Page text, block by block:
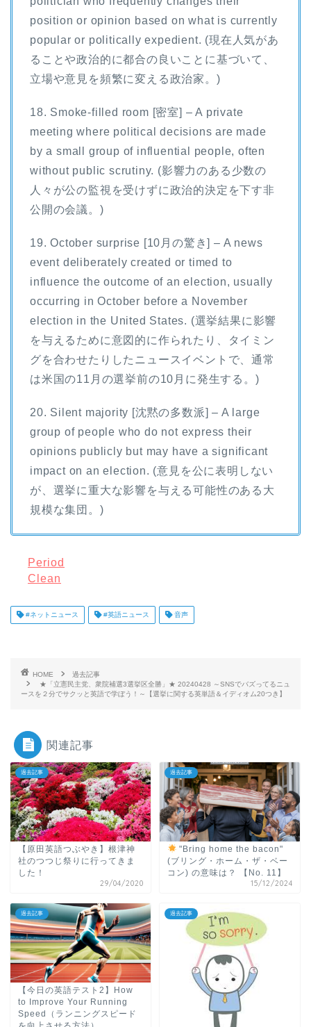
position or opinion based on what is currently
popular or politically expedient. (現在人気があ
ることや政治的に都合の良いことに基づいて、
立場や意見を頻繁に変える政治家。)
18. Smoke-filled room [密室] – A private
meeting where political decisions are made
by a small group of influential people, often
without public scrutiny. (影響力のある少数の
人々が公の監視を受けずに政治的決定を下す非
公開の会議。)
19. October surprise [10月の驚き] – A news
event deliberately created or timed to
influence the outcome of an election, usually
occurring in October before a November
election in the United States. (選挙結果に影響
を与えるために意図的に作られたり、タイミン
グを合わせたりしたニュースイベントで、通常
は米国の11月の選挙前の10月に発生する。)
20. Silent majority [沈黙の多数派] – A large
group of people who do not express their
opinions publicly but may have a significant
impact on an election. (意見を公に表明しない
が、選挙に重大な影響を与える可能性のある大
規模な集団。)
Period
Clean
#ネットニュース #英語ニュース 音声
HOME
過去記事
★「立憲民主党、衆院補選3選挙区全勝」★ 20240428 ～SNSでバズってるニュ
ースを２分でサクッと英語で学ぼう！～【選挙に関する英単語＆イディオム20つき】
関連記事
過去記事
【原田英語つぶやき】根津神
社のつつじ祭りに行ってきま
した！
29/04/2020
過去記事
"Bring home the bacon"
(ブリング・ホーム・ザ・ベー
コン) の意味は？ 【No. 11】
15/12/2024
過去記事
【今日の英語テスト2】How
to Improve Your Running
Speed（ランニングスピード
過去記事